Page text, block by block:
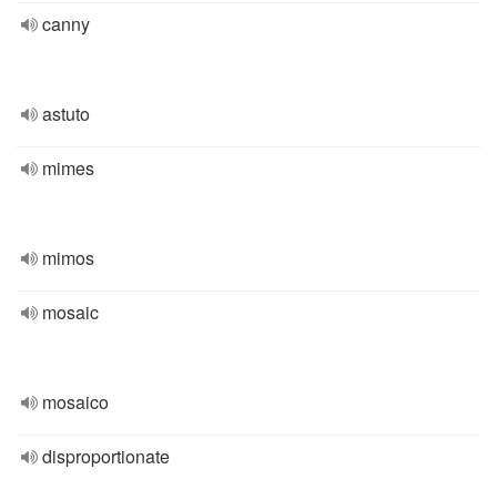
canny
astuto
mimes
mimos
mosaic
mosaico
disproportionate